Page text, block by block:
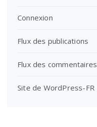
Connexion
Flux des publications
Flux des commentaires
Site de WordPress-FR